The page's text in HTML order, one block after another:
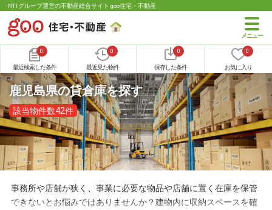
NTTグループ運営の不動産総合サイト goo住宅・不動産
0
最近検索した条件
0
最近見た物件
0
保存した条件
0
お気に入り
鹿児島県の貸倉庫を探す
該当物件数42件
事務所や店舗が狭く、事業に必要な物品や店舗に置く在庫を保管
できないとお悩みではありませんか？建物内に収納スペースを確